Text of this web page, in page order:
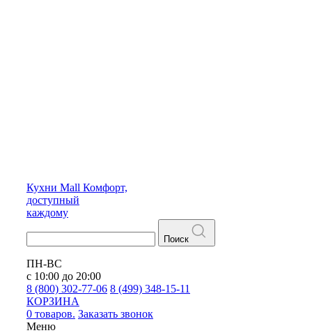
Кухни Mall Комфорт,
доступный
каждому
Поиск
ПН-ВС
с 10:00 до 20:00
8 (800) 302-77-06 8 (499) 348-15-11
КОРЗИНА
0 товаров. Заказать звонок
Меню